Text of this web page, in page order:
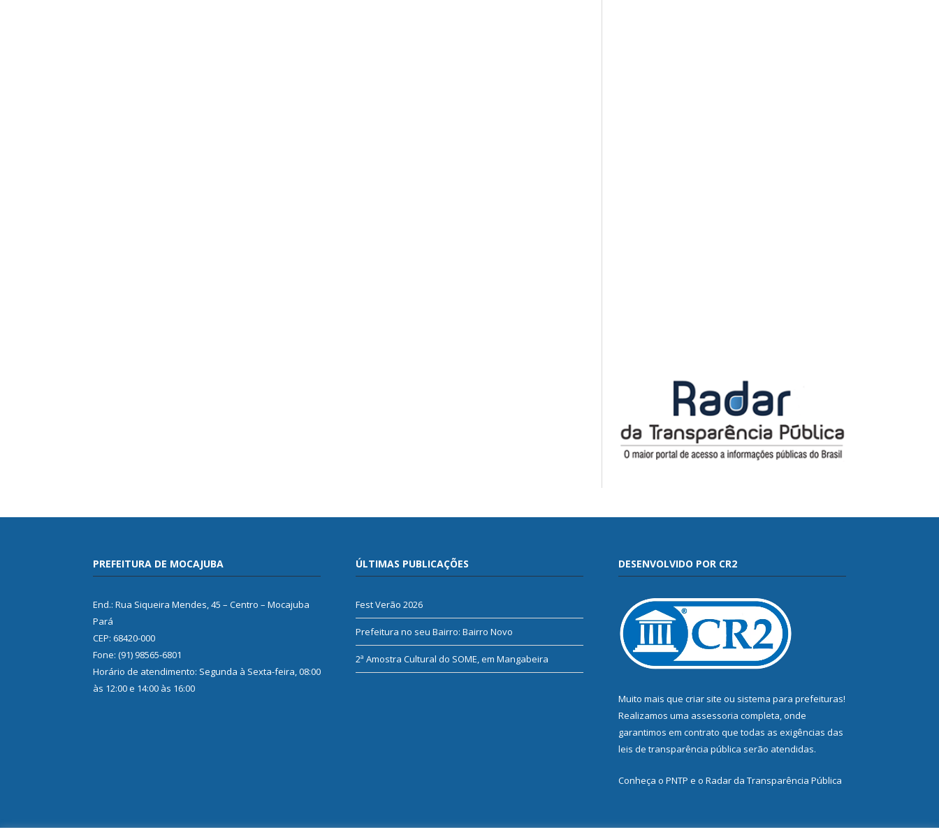
PREFEITURA DE MOCAJUBA
End.: Rua Siqueira Mendes, 45 – Centro – Mocajuba
Pará
CEP: 68420-000
Fone: (91) 98565-6801
Horário de atendimento: Segunda à Sexta-feira, 08:00
às 12:00 e 14:00 às 16:00
ÚLTIMAS PUBLICAÇÕES
Fest Verão 2026
Prefeitura no seu Bairro: Bairro Novo
2ª Amostra Cultural do SOME, em Mangabeira
DESENVOLVIDO POR CR2
Muito mais que criar site ou sistema para prefeituras!
Realizamos uma assessoria completa, onde
garantimos em contrato que todas as exigências das
leis de transparência pública serão atendidas.
Conheça o PNTP e o Radar da Transparência Pública